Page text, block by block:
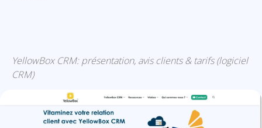
YellowBox CRM: présentation, avis clients & tarifs (logiciel
CRM)